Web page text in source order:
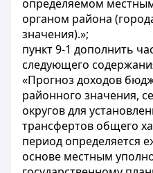
определяемом
органом района
значения).»;
пункт 9-1 дополнить
следующего
«Прогноз доходов
районного значения,
округов для
трансфертов общего
период определяется
основе местным